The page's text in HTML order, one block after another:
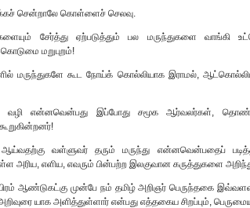
சென்றாலே கொள்ளைச் செலவு.
சேர்த்து ஏற்படுத்தும் பல மருந்துகளை வாங்கி
மறுபுறம்!
மருந்துகளே கூட நோய்க் கொல்லியாக இராமல்,
வழி என்னவென்பது இப்போது சமூக ஆர்வலர்கள்,
வள்ளுவர் தரும் மருந்து என்னவென்பதைப்
அரிய, எளிய, எவரும் பின்பற்ற இலகுவான கருத்துகளை
ஆண்டுகட்கு முன்பே நம் தமிழ் அறிஞர் பெருந்தகை
யாக அளித்துள்ளார் என்பது எத்தகைய சிறப்பும்,